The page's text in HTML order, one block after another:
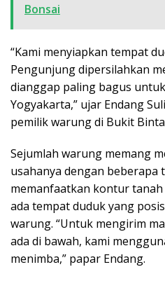
Bonsai
“Kami menyiapkan tempat
Pengunjung dipersilahkan
dianggap paling bagus
Yogyakarta,” ujar Endang
pemilik warung di Bukit
Sejumlah warung memang
usahanya dengan beberapa
memanfaatkan kontur
ada tempat duduk yang
warung. “Untuk mengirim
ada di bawah, kami
menimba,” papar Endang.